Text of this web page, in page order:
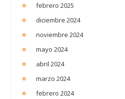
febrero 2025
diciembre 2024
noviembre 2024
mayo 2024
abril 2024
marzo 2024
febrero 2024